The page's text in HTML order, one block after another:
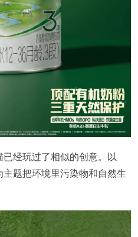
经玩过了相似的创意。以
主题把环境里污染物和自然生